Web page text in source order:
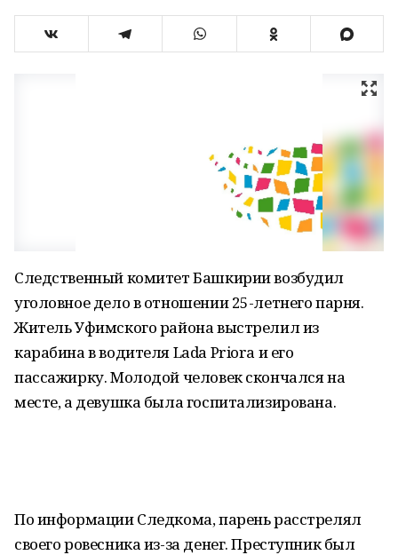
Следственный комитет Башкирии возбудил
уголовное дело в отношении 25-летнего парня.
Житель Уфимского района выстрелил из
карабина в водителя Lada Priora и его
пассажирку. Молодой человек скончался на
месте, а девушка была госпитализирована.
По информации Следкома, парень расстрелял
своего ровесника из-за денег. Преступник был